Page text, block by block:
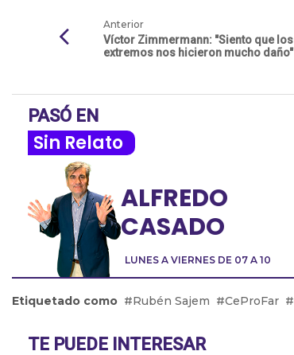
Anterior
Víctor Zimmermann: "Siento que los
extremos nos hicieron mucho daño"
PASÓ EN
Sin Relato
LUNES A VIERNES DE 07 A 10
ALFREDO
CASADO
Etiquetado como Rubén Sajem CeProFar
TE PUEDE INTERESAR